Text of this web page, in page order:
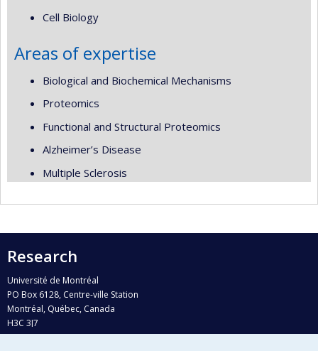
Cell Biology
Areas of expertise
Biological and Biochemical Mechanisms
Proteomics
Functional and Structural Proteomics
Alzheimer’s Disease
Multiple Sclerosis
Research
Université de Montréal
PO Box 6128, Centre-ville Station
Montréal, Québec, Canada
H3C 3J7